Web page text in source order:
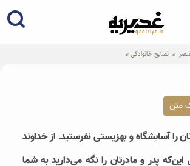
qadiriye.ir
نشریه ی غدیریه-بیانات استاد
نصایح خانوادگی
متن
را آسایشگاه و بهزیستی نفرستید. از خداوند
این‌که پدر و مادرتان را نگه می‌دارید به شما